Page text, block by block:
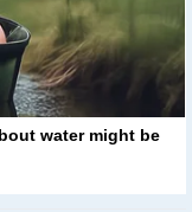
water might be